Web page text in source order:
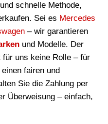
schnelle Methode,
Sei es Mercedes
– wir garantieren
und Modelle. Der
uns keine Rolle – für
fairen und
Sie die Zahlung per
Überweisung – einfach,